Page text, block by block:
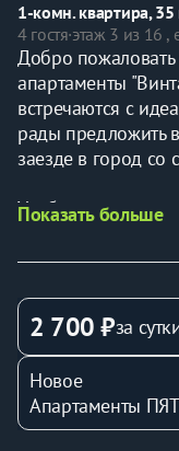
1-комн. квартира,
4 гостя·этаж 3 из 16 ,
Добро
апартаменты
встречаются с
рады предложить
заезде в город со
Удобное
аэропорта и в 6,7
путешественников.
общественного
доступ к
сервисам.
Комфорт для всей
Показать больше
2 700 ₽за
Новое
Апартаменты